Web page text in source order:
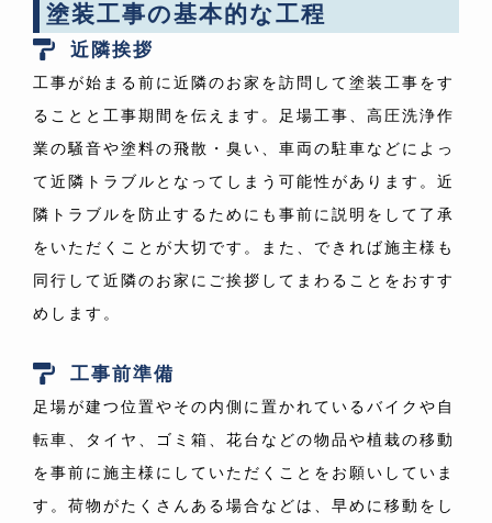
塗装工事の基本的な工程
近隣挨拶
工事が始まる前に近隣のお家を訪問して塗装工事をす
ることと工事期間を伝えます。 足場工事、高圧洗浄作
業の騒音や塗料の飛散・臭い、車両の駐車などによっ
て近隣トラブルとなってしまう可能性があります。近
隣トラブルを防止するためにも事前に説明をして了承
をいただくことが大切です。
また、できれば施主様も
同行して近隣のお家にご挨拶してまわることをおすす
めします。
工事前準備
足場が建つ位置やその内側に置かれているバイクや自
転車、タイヤ、ゴミ箱、花台などの物品や植栽の移動
を事前に施主様にしていただくことをお願いしていま
す。荷物がたくさんある場合などは、早めに移動をし